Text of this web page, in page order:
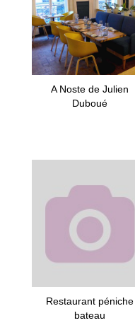
A Noste de Julien
Duboué
Restaurant péniche
bateau